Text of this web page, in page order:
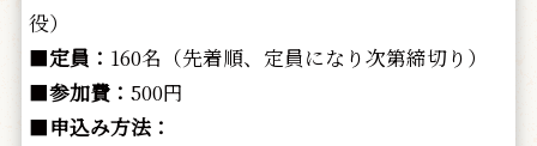
役）
■定員： 160名（先着順、定員になり次第締切り）
■参加費： 500円
■申込み方法：